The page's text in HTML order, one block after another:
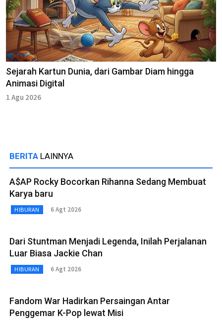
Sejarah Kartun Dunia, dari Gambar Diam hingga
Animasi Digital
1 Agu 2026
BERITA LAINNYA
A$AP Rocky Bocorkan Rihanna Sedang Membuat
Karya baru
HIBURAN 6 Agt 2026
Dari Stuntman Menjadi Legenda, Inilah Perjalanan
Luar Biasa Jackie Chan
HIBURAN 6 Agt 2026
Fandom War Hadirkan Persaingan Antar
Penggemar K-Pop lewat Misi